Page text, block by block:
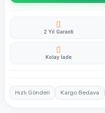
2 Yıl Garanti
Kolay İade
Hızlı Gönderi Kargo Bedava